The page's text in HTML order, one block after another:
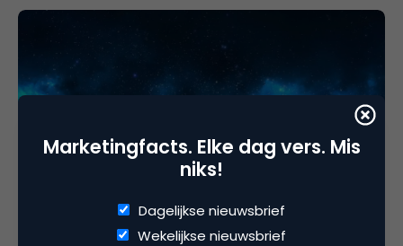
Bedrijfsreviews: op je eigen site of beter extern
Marketingfacts. Elke dag vers. Mis
niks!
Dagelijkse nieuwsbrief
Wekelijkse nieuwsbrief